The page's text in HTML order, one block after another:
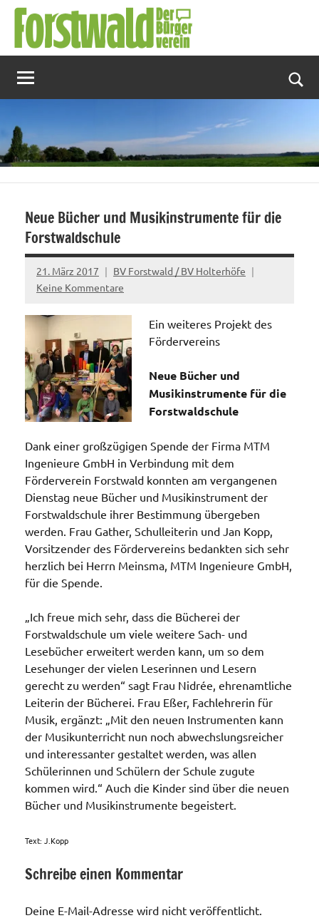
Zum
Inhalt
springen
Neue Bücher und Musikinstrumente für die
Forstwaldschule
21. März 2017
BV Forstwald / BV Holterhöfe
Keine Kommentare
Ein weiteres Projekt des
Fördervereins
Neue Bücher und
Musikinstrumente für die
Forstwaldschule
Dank einer großzügigen Spende der Firma MTM
Ingenieure GmbH in Verbindung mit dem
Förderverein Forstwald konnten am vergangenen
Dienstag neue Bücher und Musikinstrument der
Forstwaldschule ihrer Bestimmung übergeben
werden. Frau Gather, Schulleiterin und Jan Kopp,
Vorsitzender des Fördervereins bedankten sich sehr
herzlich bei Herrn Meinsma, MTM Ingenieure GmbH,
für die Spende.
„Ich freue mich sehr, dass die Bücherei der
Forstwaldschule um viele weitere Sach- und
Lesebücher erweitert werden kann, um so dem
Lesehunger der vielen Leserinnen und Lesern
gerecht zu werden“ sagt Frau Nidrée, ehrenamtliche
Leiterin der Bücherei. Frau Eßer, Fachlehrerin für
Musik, ergänzt: „Mit den neuen Instrumenten kann
der Musikunterricht nun noch abwechslungsreicher
und interessanter gestaltet werden, was allen
Schülerinnen und Schülern der Schule zugute
kommen wird.“ Auch die Kinder sind über die neuen
Bücher und Musikinstrumente begeistert.
Text: J.Kopp
Kindergarten
Schreibe einen Kommentar
Deine E-Mail-Adresse wird nicht veröffentlicht.